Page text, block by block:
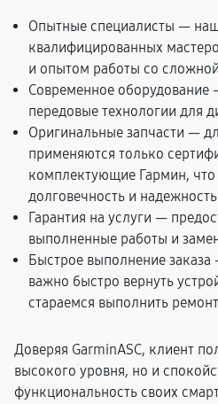
Опытные специалисты —
квалифицированных
и опытом работы со
Современное оборудование
передовые технологии для
Оригинальные запчасти —
применяются только
комплектующие Гармин, что
долговечность и
Гарантия на услуги —
выполненные работы и
Быстрое выполнение
важно быстро вернуть
стараемся выполнить
Доверяя GarminASC, клиент
высокого уровня, но и
функциональность своих